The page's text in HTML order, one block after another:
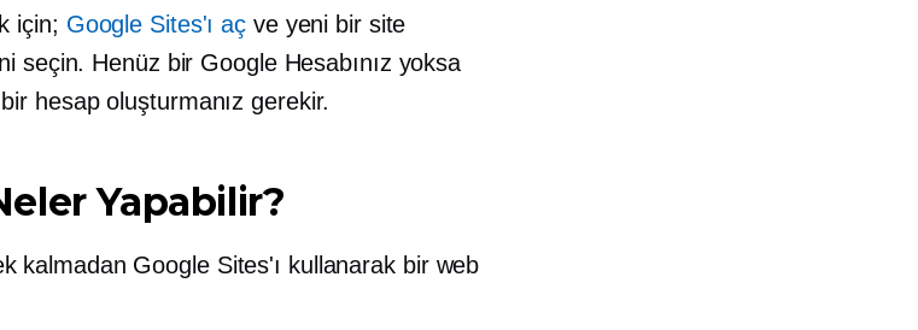
için; Google Sites'ı aç ve yeni bir site
seçin. Henüz bir Google Hesabınız yoksa
hesap oluşturmanız gerekir.
Yapabilir?
kalmadan Google Sites'ı kullanarak bir web